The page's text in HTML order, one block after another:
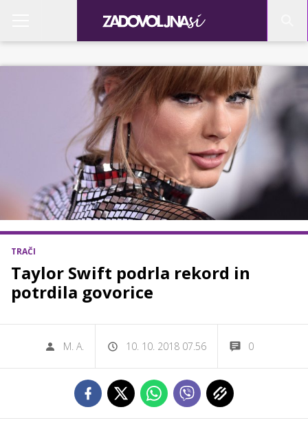
TRAČI
Taylor Swift podrla rekord in
potrdila govorice
M. A. 10. 10. 2018 07.56 0